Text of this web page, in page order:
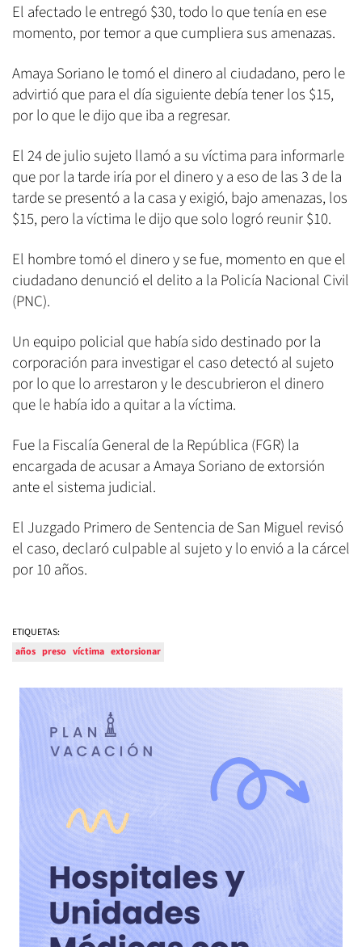
El afectado le entregó $30, todo lo que tenía en ese
momento, por temor a que cumpliera sus amenazas.
Amaya Soriano le tomó el dinero al ciudadano, pero le
advirtió que para el día siguiente debía tener los $15,
por lo que le dijo que iba a regresar.
El 24 de julio sujeto llamó a su víctima para informarle
que por la tarde iría por el dinero y a eso de las 3 de la
tarde se presentó a la casa y exigió, bajo amenazas, los
$15, pero la víctima le dijo que solo logró reunir $10.
El hombre tomó el dinero y se fue, momento en que el
ciudadano denunció el delito a la Policía Nacional Civil
(PNC).
Un equipo policial que había sido destinado por la
corporación para investigar el caso detectó al sujeto
por lo que lo arrestaron y le descubrieron el dinero
que le había ido a quitar a la víctima.
Fue la Fiscalía General de la República (FGR) la
encargada de acusar a Amaya Soriano de extorsión
ante el sistema judicial.
El Juzgado Primero de Sentencia de San Miguel revisó
el caso, declaró culpable al sujeto y lo envió a la cárcel
por 10 años.
ETIQUETAS:
años preso víctima extorsionar